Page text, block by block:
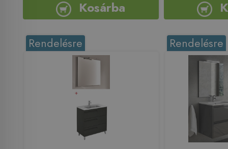
Kosárba
Rendelésre Rendelésre